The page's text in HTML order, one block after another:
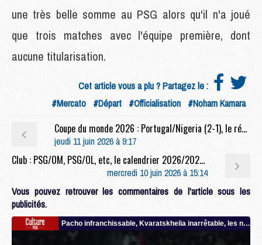
une très belle somme au PSG alors qu'il n'a joué
que trois matches avec l'équipe première, dont
aucune titularisation.
Cet article vous a plu ? Partagez le :
#Mercato #Départ #Officialisation #Noham Kamara
Coupe du monde 2026 : Portugal/Nigeria (2-1), le résumé et les buts en video
jeudi 11 juin 2026 à 9:17
Club : PSG/OM, PSG/OL, etc, le calendrier 2026/2027 du PSG dévoilé
mercredi 10 juin 2026 à 15:14
Vous pouvez retrouver les commentaires de l'article sous les
publicités.